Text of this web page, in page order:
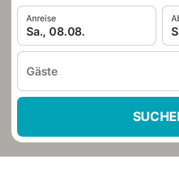
Anreise
Sa., 08.08.
Gäste